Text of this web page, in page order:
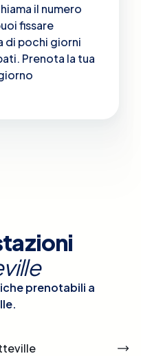
il numero
fissare
di pochi giorni
Prenota la tua
prenotabili a
.